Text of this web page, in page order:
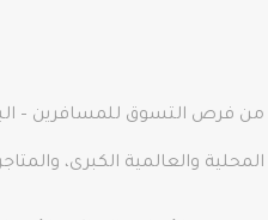
فرص التسوق للمسافرين –
والعالمية الكبرى،